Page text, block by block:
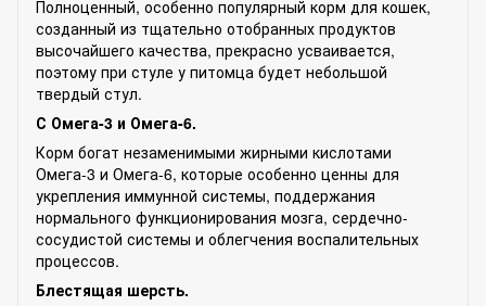
Полноценный, особенно популярный корм для кошек,
созданный из тщательно отобранных продуктов
высочайшего качества, прекрасно усваивается,
поэтому при стуле у питомца будет небольшой
твердый стул.
С Омега-3 и Омега-6.
Корм богат незаменимыми жирными кислотами
Омега-3 и Омега-6, которые особенно ценны для
укрепления иммунной системы, поддержания
нормального функционирования мозга, сердечно-
сосудистой системы и облегчения воспалительных
процессов.
Блестящая шерсть.